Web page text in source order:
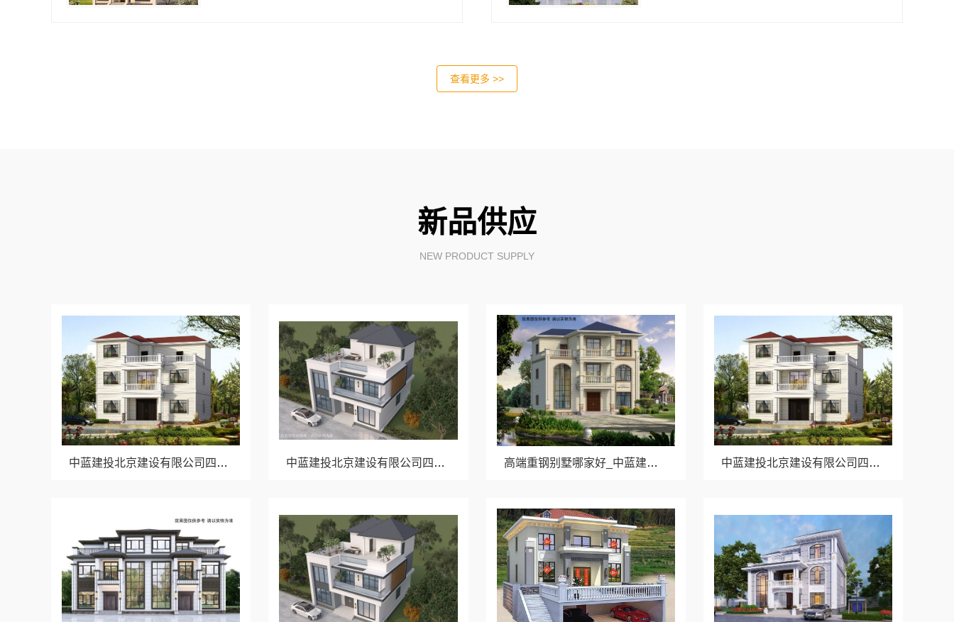
查看更多 >>
新品供应
NEW PRODUCT SUPPLY
中蓝建投北京建设有限公司四川高端重钢别墅优选指南 中蓝建投北京建设有限公司四川热门重钢别墅价格参考 高端重钢别墅哪家好_中蓝建投北京建设有限公司四川 中蓝建投北京建设有限公司四川全包婚房布置